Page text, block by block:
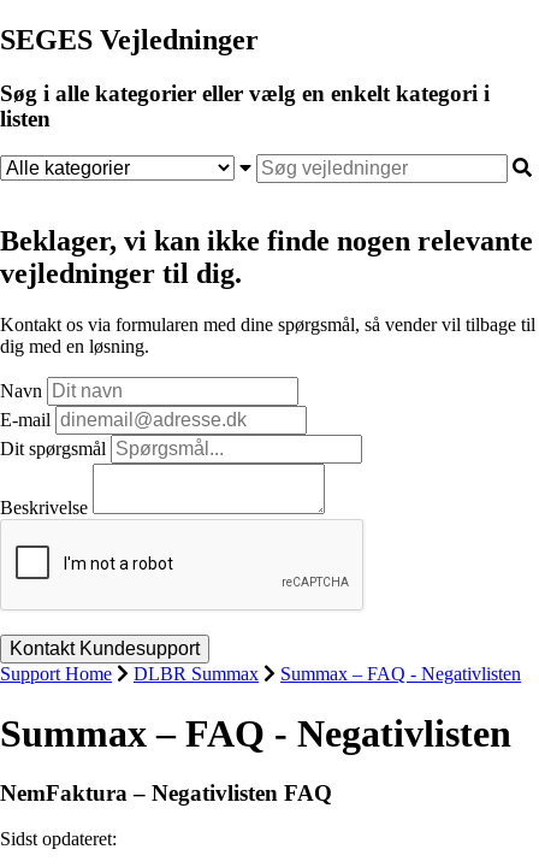
SEGES Vejledninger
Søg i alle kategorier eller vælg en enkelt kategori i
listen
Beklager, vi kan ikke finde nogen relevante
vejledninger til dig.
Kontakt os via formularen med dine spørgsmål, så vender vil tilbage til
dig med en løsning.
Navn
E-mail
Dit spørgsmål
Beskrivelse
Support Home DLBR Summax Summax – FAQ - Negativlisten
Summax – FAQ - Negativlisten
NemFaktura – Negativlisten FAQ
Sidst opdateret: